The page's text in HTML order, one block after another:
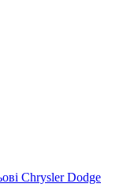
Chrysler Dodge